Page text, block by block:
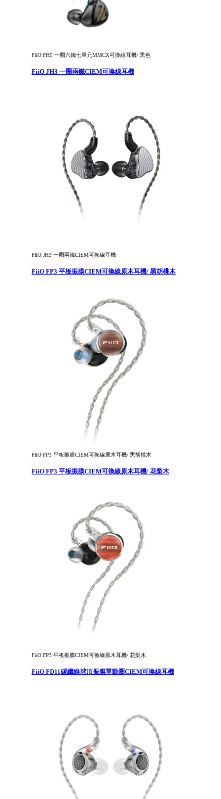
FiiO FH9 一圈六鐵七單元MMCX可換線耳機/ 黑色
FiiO JH3 一圈兩鐵CIEM可換線耳機
FiiO JH3 一圈兩鐵CIEM可換線耳機
FiiO FP3 平板振膜CIEM可換線原木耳機/ 黑胡桃木
FiiO FP3 平板振膜CIEM可換線原木耳機/ 黑胡桃木
FiiO FP3 平板振膜CIEM可換線原木耳機/ 花梨木
FiiO FP3 平板振膜CIEM可換線原木耳機/ 花梨木
FiiO FD11碳纖維球頂振膜單動圈CIEM可換線耳機